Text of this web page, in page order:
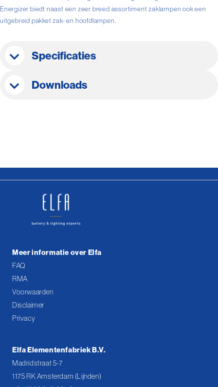
Energizer biedt naast een zeer breed assortiment zaklampen ook een
uitgebreid pakket zak- en hoofdlampen.
Specificaties
Downloads
Meer informatie over Elfa
FAQ
RMA
Voorwaarden
Disclaimer
Privacy
Elfa Elementenfabriek B.V.
Madridstraat 5-7
1175 RK Amsterdam (Lijnden)